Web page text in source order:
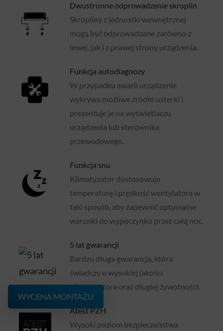
Dwustronne odprowadzenie skroplin
Skropliny z jednostki wewnętrznej
mogą być odprowadzane zarówno z
lewej, jak i z prawej strony urządzenia.
Funkcja autodiagnozy
W przypadku awarii urządzenie
wykrywa możliwe źródło usterki i
prezentuje je na wyświetlaczu
urządzenia lub sterownika
przewodowego.
Funkcja snu
Klimatyzator dostosowuje
temperaturę i prędkość wentylatora w
taki sposób, aby zapewnić optymalne
warunki do wypoczynku przez całą noc.
5 lat gwarancji
Bardzo długa gwarancja, która
świadczy o wysokiej jakości
klimatyzatora oraz długiej żywotności.
Atest PZH
Wysoki poziom bezpieczeństwa
WYCENA MONTAŻU